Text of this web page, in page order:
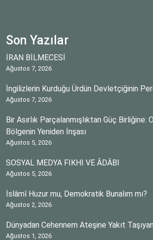
Son Yazılar
İRAN BİLMECESİ
Ağustos 7, 2026
İngilizlerin Kurduğu Ürdün Devletçiğinin
Ağustos 7, 2026
Bir Asırlık Parçalanmışlıktan Güç Birliğine:
Bölgenin Yeniden İnşası
Ağustos 5, 2026
SOSYAL MEDYA FIKHI VE ÂDÂBI
Ağustos 5, 2026
İslâmî Huzur mu, Demokratik Bunalım mı?
Ağustos 2, 2026
Dünyadan Cehennem Ateşine Yakıt
Ağustos 1, 2026